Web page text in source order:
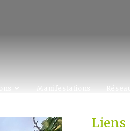
Manifestations